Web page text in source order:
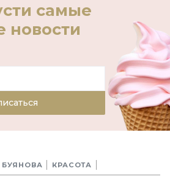
самые
новости
БУЯНОВА КРАСОТА